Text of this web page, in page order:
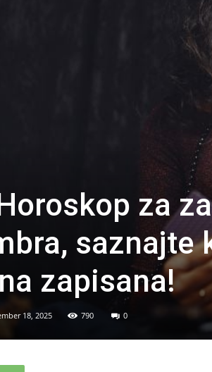
za
saznajte
zapisana!
18, 2025 790 0